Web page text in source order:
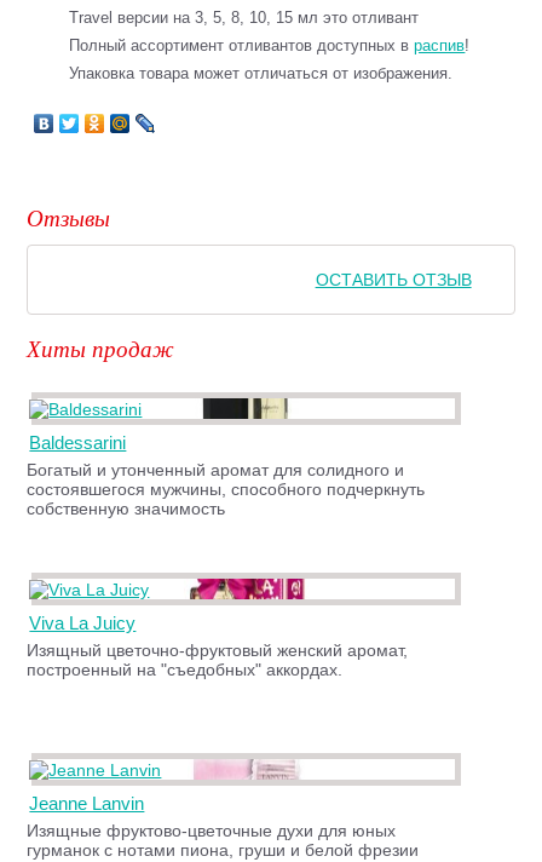
Travel версии на 3, 5, 8, 10, 15 мл это отливант
Полный ассортимент отливантов доступных враспив!
Упаковка товара может отличаться от изображения.
Отзывы
ОСТАВИТЬ ОТЗЫВ
Хиты продаж
Baldessarini
Богатый и утонченный аромат для солидного и
состоявшегося мужчины, способного подчеркнуть
собственную значимость
Viva La Juicy
Изящный цветочно-фруктовый женский аромат,
построенный на "съедобных" аккордах.
Jeanne Lanvin
Изящные фруктово-цветочные духи для юных
гурманок с нотами пиона, груши и белой фрезии